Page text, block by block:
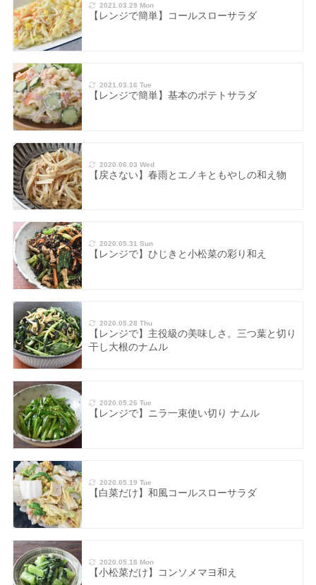
2021.03.29 Mon
【レンジで簡単】コールスローサラダ
2021.03.16 Tue
【レンジで簡単】基本のポテトサラダ
2020.06.03 Wed
【戻さない】春雨とエノキともやしの和え物
2020.05.31 Sun
【レンジで】ひじきと小松菜の彩り和え
2020.05.28 Thu
【レンジで】主役級の美味しさ。三つ葉と切り
干し大根のナムル
2020.05.26 Tue
【レンジで】ニラ一束使い切り ナムル
2020.05.19 Tue
【白菜だけ】和風コールスローサラダ
2020.05.18 Mon
【小松菜だけ】コンソメマヨ和え